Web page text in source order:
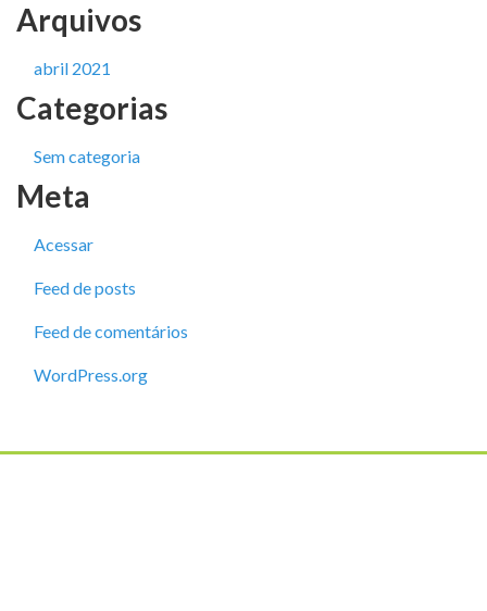
Arquivos
abril 2021
Categorias
Sem categoria
Meta
Acessar
Feed de posts
Feed de comentários
WordPress.org